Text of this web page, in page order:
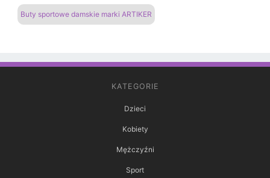
Buty sportowe damskie marki ARTIKER
KATEGORIE
Dzieci
Kobiety
Mężczyźni
Sport